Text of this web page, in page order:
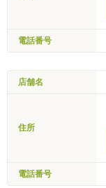
電話番号
店舗名
住所
電話番号